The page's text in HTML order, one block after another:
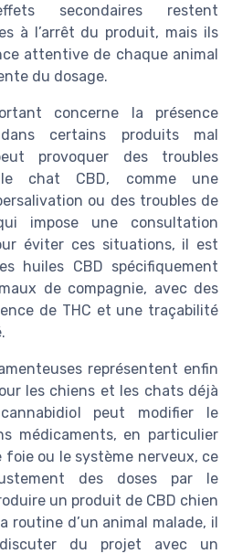
secondaires restent
à l’arrêt du produit, mais ils
attentive de chaque animal
du dosage.
concerne la présence
certains produits mal
provoquer des troubles
le chat CBD, comme une
ou des troubles de
impose une consultation
éviter ces situations, il est
huiles CBD spécifiquement
de compagnie, avec des
de THC et une traçabilité
représentent enfin
les chiens et les chats déjà
peut modifier le
médicaments, en particulier
ou le système nerveux, ce
des doses par le
un produit de CBD chien
routine d’un animal malade, il
du projet avec un